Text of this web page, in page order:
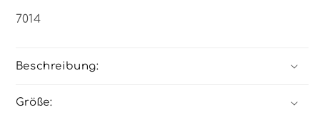
SKU:
7014
Beschreibung:
Größe: